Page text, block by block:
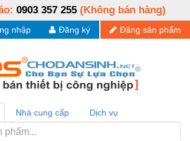
0903 357 255 (Không bán hàng)
Đăng sản phẩm
Đăng ký
nhập
Nhà cung cấp Dịch vụ